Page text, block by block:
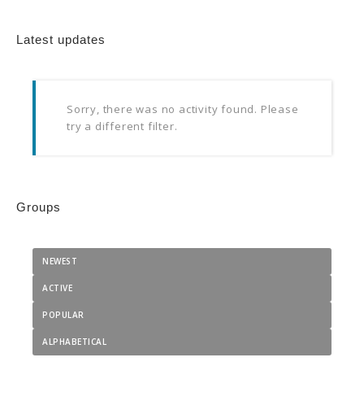
Latest updates
Sorry, there was no activity found. Please
try a different filter.
Groups
NEWEST
ACTIVE
POPULAR
ALPHABETICAL